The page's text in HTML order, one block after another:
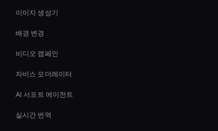
이미지 생성기
배경 변경
비디오 캠페인
자비스 모더레이터
AI 서포트 에이전트
실시간 번역